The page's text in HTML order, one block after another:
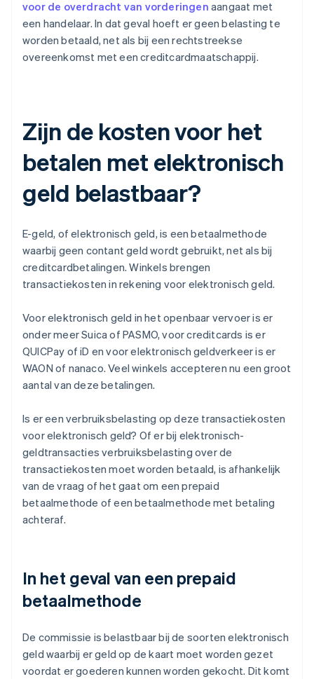
voor de overdracht van vorderingen aangaat met
een handelaar. In dat geval hoeft er geen belasting te
worden betaald, net als bij een rechtstreekse
overeenkomst met een creditcardmaatschappij.
Zijn de kosten voor het
betalen met elektronisch
geld belastbaar?
E-geld, of elektronisch geld, is een betaalmethode
waarbij geen contant geld wordt gebruikt, net als bij
creditcardbetalingen. Winkels brengen
transactiekosten in rekening voor elektronisch geld.
Voor elektronisch geld in het openbaar vervoer is er
onder meer Suica of PASMO, voor creditcards is er
QUICPay of iD en voor elektronisch geldverkeer is er
WAON of nanaco. Veel winkels accepteren nu een groot
aantal van deze betalingen.
Is er een verbruiksbelasting op deze transactiekosten
voor elektronisch geld? Of er bij elektronisch-
geldtransacties verbruiksbelasting over de
transactiekosten moet worden betaald, is afhankelijk
van de vraag of het gaat om een prepaid
betaalmethode of een betaalmethode met betaling
achteraf.
In het geval van een prepaid
betaalmethode
De commissie is belastbaar bij de soorten elektronisch
geld waarbij er geld op de kaart moet worden gezet
voordat er goederen kunnen worden gekocht. Dit komt